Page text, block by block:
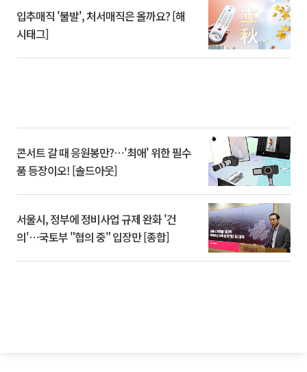
입추매직 '불발', 처서매직은 올까요? [해
시태그]
콘서트 갈 때 응원봉만?⋯'최애' 위한 필수
품 등장이오! [솔드아웃]
서울시, 정부에 정비사업 규제 완화 '건
의'⋯국토부 "협의 중" 입장만 [종합]